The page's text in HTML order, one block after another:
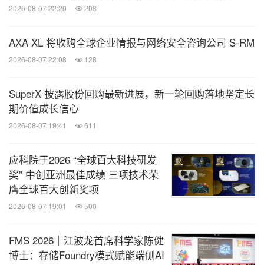
2026-08-07 22:20 208
AXA XL 将收购全球企业情报与网络安全咨询公司 S-RM
2026-08-07 22:08 128
SuperX 披露股份回购最新进展，新一轮回购落地坚定长
期价值成长信心
2026-08-07 19:41 611
应科院于2026 “全球百大科技研发
奖” 中创亚洲最佳成绩 三项技术荣
膺全球百大创新奖项
2026-08-07 19:01 500
FMS 2026｜江波龙首席科学家陈健
博士：存储Foundry模式赋能端侧AI